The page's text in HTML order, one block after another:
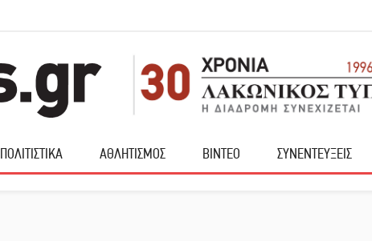
ΠΟΛΙΤΙΣΤΙΚΑ ΑΘΛΗΤΙΣΜΟΣ ΒΙΝΤΕΟ ΣΥΝΕΝΤΕΥΞΕΙΣ